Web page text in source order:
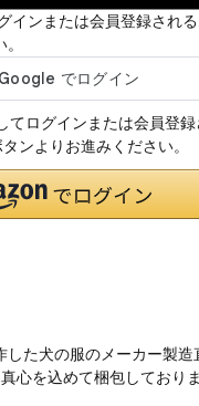
インまたは会員登録され
ログインまたは会員登録
ンよりお進みください。
した犬の服のメーカー製
心を込めて梱包してお